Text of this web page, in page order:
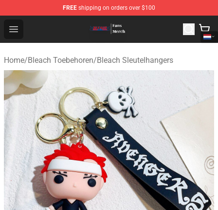
FREE shipping on orders over $100
Open menu
Bleach Store - Official Bleach Merchandise Shop
Home/Bleach Toebehoren/Bleach Sleutelhangers